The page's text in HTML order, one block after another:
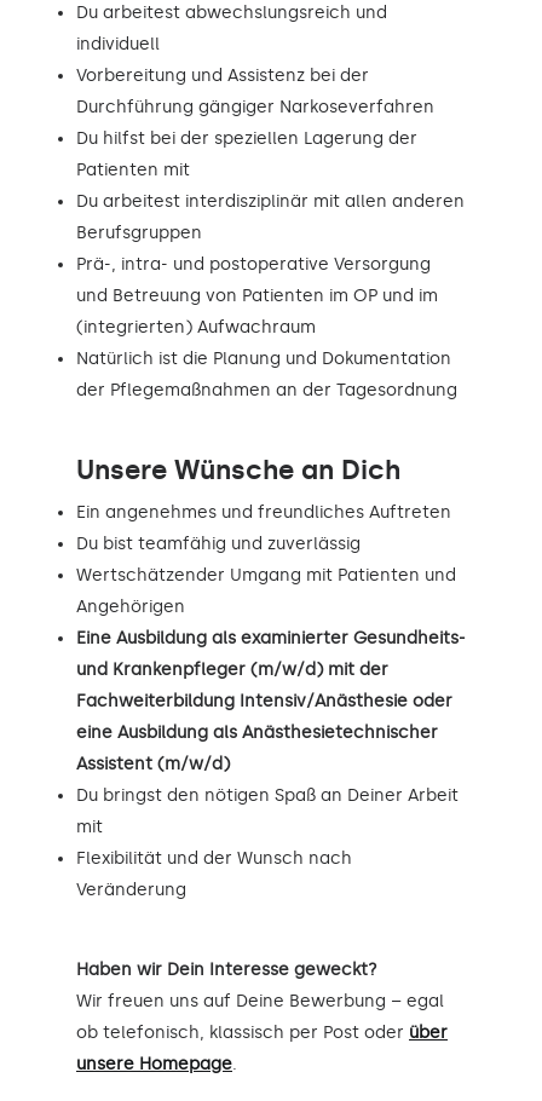
Du arbeitest abwechslungsreich und
individuell
Vorbereitung und Assistenz bei der
Durchführung gängiger Narkoseverfahren
Du hilfst bei der speziellen Lagerung der
Patienten mit
Du arbeitest interdisziplinär mit allen anderen
Berufsgruppen
Prä-, intra- und postoperative Versorgung
und Betreuung von Patienten im OP und im
(integrierten) Aufwachraum
Natürlich ist die Planung und Dokumentation
der Pflegemaßnahmen an der Tagesordnung
Unsere Wünsche an Dich
Ein angenehmes und freundliches Auftreten
Du bist teamfähig und zuverlässig
Wertschätzender Umgang mit Patienten und
Angehörigen
Eine Ausbildung als examinierter Gesundheits-
und Krankenpfleger (m/w/d) mit der
Fachweiterbildung Intensiv/Anästhesie oder
eine Ausbildung als Anästhesietechnischer
Assistent (m/w/d)
Du bringst den nötigen Spaß an Deiner Arbeit
mit
Flexibilität und der Wunsch nach
Veränderung
Haben wir Dein Interesse geweckt?
Wir freuen uns auf Deine Bewerbung – egal
ob telefonisch, klassisch per Post oder über
unsere Homepage.